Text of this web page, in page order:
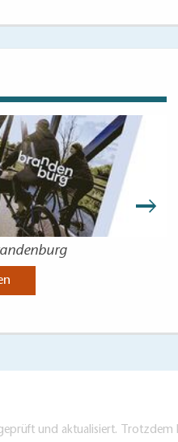
und aktualisiert.